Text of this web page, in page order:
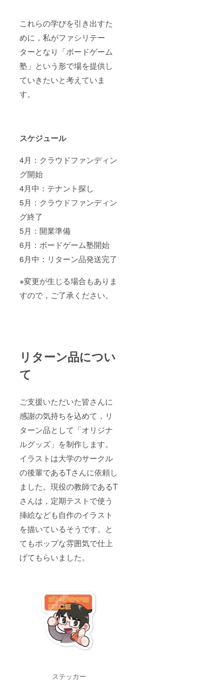
これらの学びを引き出すた
めに，私がファシリテー
ターとなり「ボードゲーム
塾」という形で場を提供し
ていきたいと考えていま
す。
スケジュール
4月：クラウドファンディン
グ開始
4月中：テナント探し
5月：クラウドファンディン
グ終了
5月：開業準備
6月：ボードゲーム塾開始
6月中：リターン品発送完了
※変更が生じる場合もありま
すので，ご了承ください。
リターン品につい
て
ご支援いただいた皆さんに
感謝の気持ちを込めて，リ
ターン品として「オリジナ
ルグッズ」を制作します。
イラストは大学のサークル
の後輩であるTさんに依頼し
ました。現役の教師であるT
さんは，定期テストで使う
挿絵なども自作のイラスト
を描いているそうです。と
てもポップな雰囲気で仕上
げてもらいました。
ステッカー